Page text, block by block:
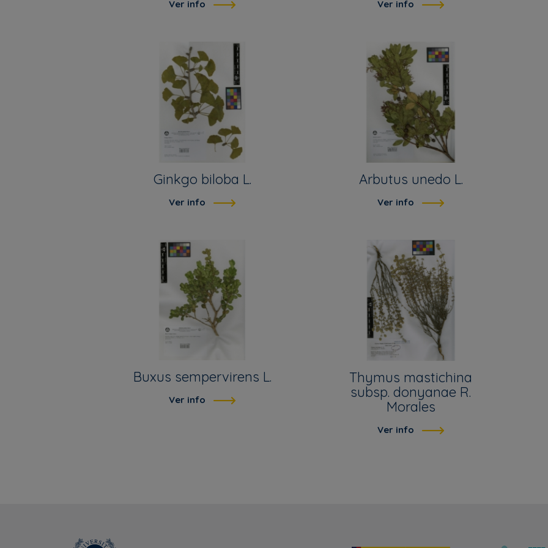
Ver info Ver info
Ginkgo biloba L.
Ver info
Arbutus unedo L.
Ver info
Buxus sempervirens L.
Ver info
Thymus mastichina
subsp. donyanae R.
Morales
Ver info